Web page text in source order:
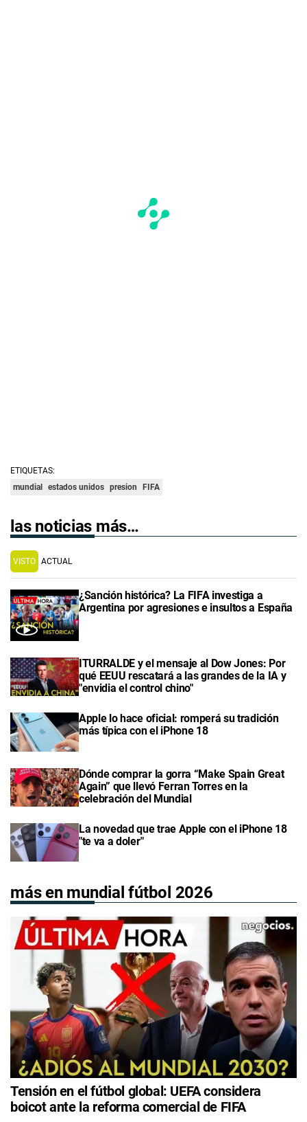
ETIQUETAS:
mundial
estados unidos presion FIFA
las noticias más…
VISTO ACTUAL
¿Sanción histórica? La FIFA investiga a
Argentina por agresiones e insultos a España
ITURRALDE y el mensaje al Dow Jones: Por
qué EEUU rescatará a las grandes de la IA y
"envidia el control chino"
Apple lo hace oficial: romperá su tradición
más típica con el iPhone 18
Dónde comprar la gorra “Make Spain Great
Again” que llevó Ferran Torres en la
celebración del Mundial
La novedad que trae Apple con el iPhone 18
"te va a doler"
más en mundial fútbol 2026
Tensión en el fútbol global: UEFA considera
boicot ante la reforma comercial de FIFA